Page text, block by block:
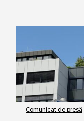
Comunicat de presă